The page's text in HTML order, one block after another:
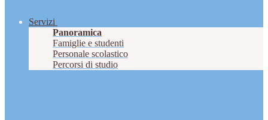
Servizi
Panoramica
Famiglie e studenti
Personale scolastico
Percorsi di studio